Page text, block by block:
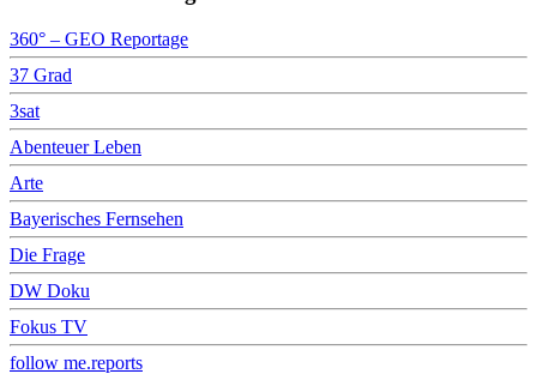
360° – GEO Reportage
37 Grad
3sat
Abenteuer Leben
Arte
Bayerisches Fernsehen
Die Frage
DW Doku
Fokus TV
follow me.reports